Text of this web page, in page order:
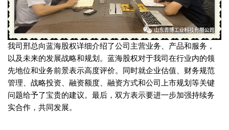
我司邢总向蓝海股权详细介绍了公司主营业务、产品和服务，
以及未来的发展战略和规划。蓝海股权对于我司在行业内的领
先地位和业务前景表示高度评价。同时就企业估值、财务规范
管理、战略投资、融资额度、融资方式和公司上市规划等关键
问题给予了宝贵的建议。最后，双方表示要进一步加强持续务
实合作，共同发展。